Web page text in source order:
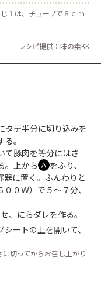
１は、チューブで８ｃｍ
レシピ提供：味の素KK
タテ半分に切り込みを
る。
て豚肉を等分にはさ
。上から Ａ をふり、
器に置く。ふんわりと
０Ｗ）で５～７分、
、にらダレを作る。
ートの上を開いて、
切ってからお召し上がり